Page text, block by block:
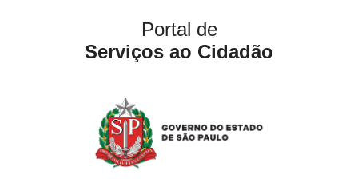
Portal de
Serviços ao Cidadão